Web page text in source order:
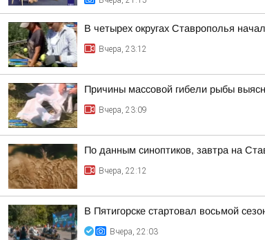
В четырех округах Ставрополья
Вчера, 23:12
Причины массовой гибели рыбы
Вчера, 23:09
По данным синоптиков, завтра на
Вчера, 22:12
В Пятигорске стартовал восьмой
Вчера, 22:03